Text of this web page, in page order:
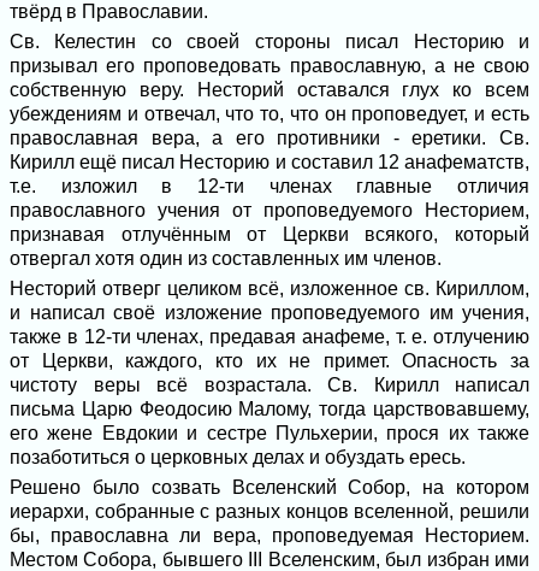
твёрд в Православии.
Св. Келестин со своей стороны писал Несторию и
призывал его проповедовать православную, а не свою
собственную веру. Несторий оставался глух ко всем
убеждениям и отвечал, что то, что он проповедует, и есть
православная вера, а его противники - еретики. Св.
Кирилл ещё писал Несторию и составил 12 анафематств,
т.е. изложил в 12-ти членах главные отличия
православного учения от проповедуемого Несторием,
признавая отлучённым от Церкви всякого, который
отвергал хотя один из составленных им членов.
Несторий отверг целиком всё, изложенное св. Кириллом,
и написал своё изложение проповедуемого им учения,
также в 12-ти членах, предавая анафеме, т. е. отлучению
от Церкви, каждого, кто их не примет. Опасность за
чистоту веры всё возрастала. Св. Кирилл написал
письма Царю Феодосию Малому, тогда царствовавшему,
его жене Евдокии и сестре Пульхерии, прося их также
позаботиться о церковных делах и обуздать ересь.
Решено было созвать Вселенский Собор, на котором
иерархи, собранные с разных концов вселенной, решили
бы, православна ли вера, проповедуемая Несторием.
Местом Собора, бывшего III Вселенским, был избран ими